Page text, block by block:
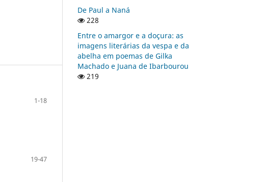
1-18
19-47
De Paul a Naná
228
Entre o amargor e a doçura: as
imagens literárias da vespa e da
abelha em poemas de Gilka
Machado e Juana de Ibarbourou
219